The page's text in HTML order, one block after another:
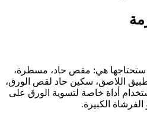
ستحتاجها هي: مقص حاد، مسطرة،
اللاصق، سكين حاد لقص الورق،
أداة خاصة لتسوية الورق على
الفرشاة الكبيرة.